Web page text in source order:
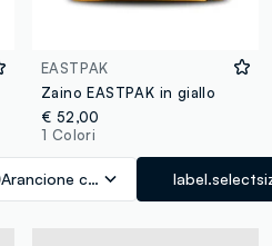
EASTPAK
Zaino EASTPAK in giallo
€ 52,00
1 Colori
Arancione chiaro